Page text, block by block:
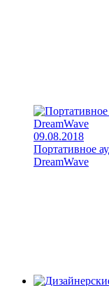
09.08.2018
Портативное
DreamWave